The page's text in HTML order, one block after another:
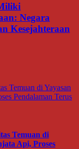
Negara
Kesejahteraan
Temuan di
Api, Proses